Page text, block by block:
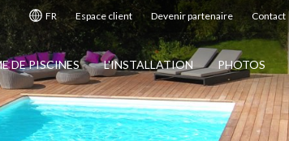
FR Espace client Devenir partenaire Contact
DE PISCINES L'INSTALLATION PHOTOS